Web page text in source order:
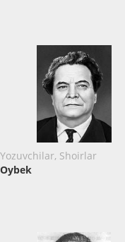
Yozuvchilar, Shoirlar
Oybek